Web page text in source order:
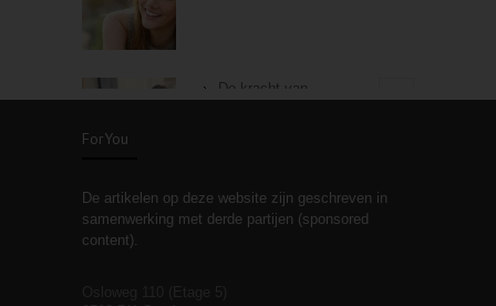
De kracht van
Stiefouderschap en
relaties
ForYou
De artikelen op deze website zijn geschreven in
samenwerking met derde partijen (sponsored
content).